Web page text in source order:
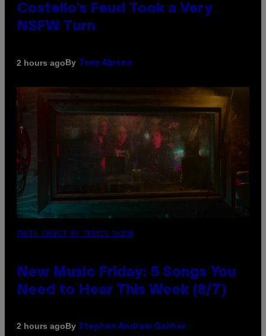
Costello’s Feud Took a Very
NSFW Turn
2 hours agoBy Tony Alpsen
PHOTO CREDIT BY TRAVIS SHINN
New Music Friday: 5 Songs You
Need to Hear This Week (8/7)
2 hours agoBy Stephen Andrew Galiher